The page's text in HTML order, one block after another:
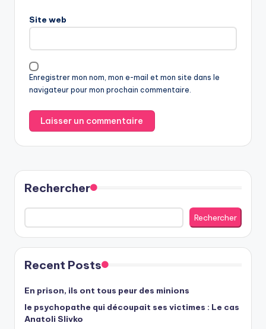
Site web
Enregistrer mon nom, mon e-mail et mon site dans le
navigateur pour mon prochain commentaire.
Rechercher
Rechercher
Recent Posts
En prison, ils ont tous peur des minions
le psychopathe qui découpait ses victimes : Le cas
Anatoli Slivko